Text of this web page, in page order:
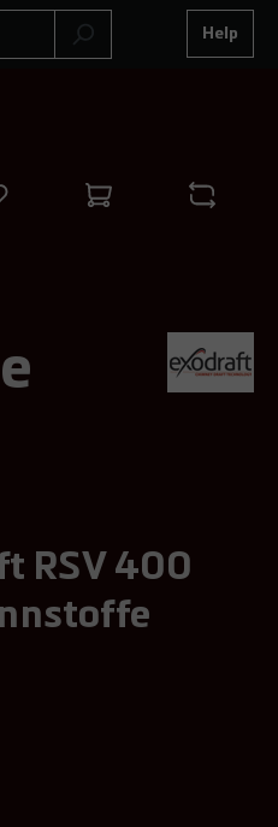
Help
RSV 400